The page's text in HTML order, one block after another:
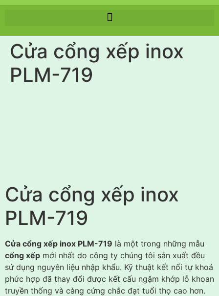
Cửa cổng xếp inox
PLM-719
Cửa cổng xếp inox
PLM-719
Cửa cổng xếp inox PLM-719 là một trong những mẫu
cổng xếp mới nhất do công ty chúng tôi sản xuất đều
sử dụng nguyên liệu nhập khẩu. Kỹ thuật kết nối tự khoá
phức hợp đã thay đổi được kết cấu ngậm khớp lỗ khoan
truyền thống và càng cứng chắc đạt tuổi thọ cao hơn.